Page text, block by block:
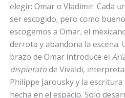
elegir: Omar o Vladimir. Cada
ser escogido, pero como
escogemos a Omar, el
derrota y abandona la escena.
brazo de Omar introduce el
dispietatode Vivaldi,
Philippe Jarousky y la
hecha en el espacio. Solo